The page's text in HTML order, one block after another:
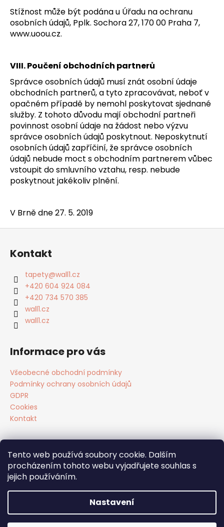
Tento web používá soubory cookie. Dalším
procházením tohoto webu vyjadřujete souhlas s
jejich používáním.
Nastavení
Stížnost může být podána u Úřadu na ochranu
osobních údajů, Pplk. Sochora 27, 170 00 Praha 7,
www.uoou.cz.
VIII. Poučení obchodních partnerů
Správce osobních údajů musí znát osobní údaje
obchodních partnerů, a tyto zpracovávat, neboť v
opačném případě by nemohl poskytovat sjednané
služby. Z tohoto důvodu mají obchodní partneři
povinnost osobní údaje na žádost nebo výzvu
správce osobních údajů poskytnout. Neposkytnutí
osobních údajů zapříčiní, že správce osobních
údajů nebude moct s obchodním partnerem vůbec
vstoupit do smluvního vztahu, resp. nebude
poskytnout jakékoliv plnění.
V Brně dne 27. 5. 2019
Z
Kontakt
tapety@wall1.cz
+420 604 924 084
+420 734 570 385
wall1.cz
wall1.cz
Informace pro vás
Všeobecné obchodní podmínky
Podmínky ochrany osobních údajů
GDPR
Cookies
Kontakt
Facebook
Copyright 2026tapety WALL1. Všechna práva vyhrazena.